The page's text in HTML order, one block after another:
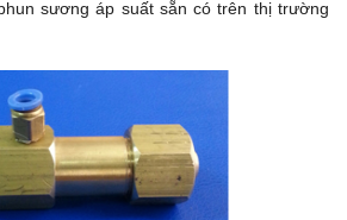
sương áp suất sẵn có trên thị trường